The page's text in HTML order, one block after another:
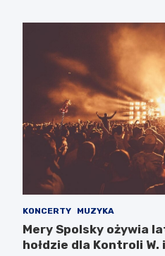
KONCERTY MUZYKA
Mery Spolsky ożywia
hołdzie dla Kontroli